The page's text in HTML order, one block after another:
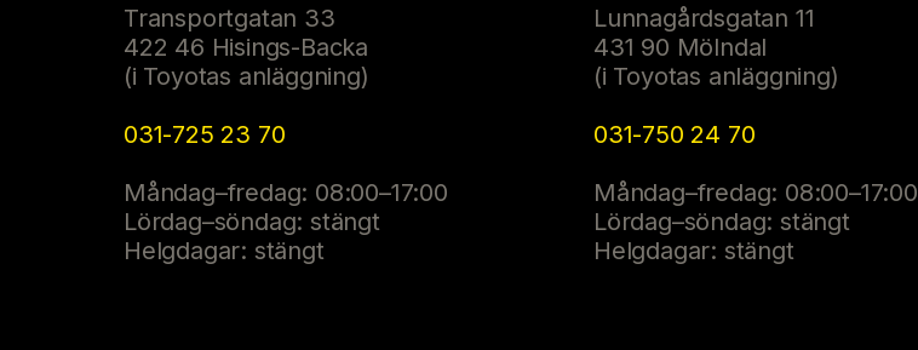
Transportgatan 33
422 46 Hisings-Backa
(i Toyotas anläggning)
031-725 23 70
Måndag–fredag: 08:00–17:00
Lördag–söndag: stängt
Helgdagar: stängt
Lunnagårdsgatan 11
431 90 Mölndal
(i Toyotas anläggning)
031-750 24 70
Måndag–fredag: 08:00–17:00
Lördag–söndag: stängt
Helgdagar: stängt